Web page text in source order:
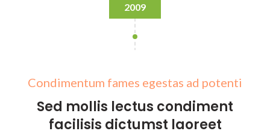
2009
Condimentum fames egestas ad potenti
Sed mollis lectus condiment
facilisis dictumst laoreet